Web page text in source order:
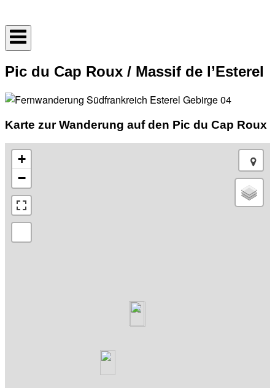
to
content
Pic du Cap Roux / Massif de l’Esterel
Karte zur Wanderung auf den Pic du Cap Roux
+
−